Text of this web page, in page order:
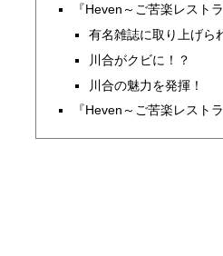
『Heven～ご苦楽レスト
有名雑誌に取り上げら
川合がクビに！？
川合の魅力を発揮！
『Heven～ご苦楽レスト